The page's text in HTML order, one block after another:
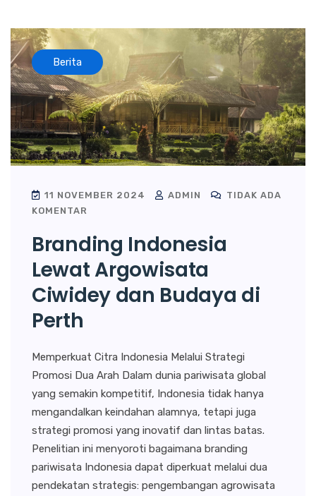
Berita
11 NOVEMBER 2024 ADMIN
TIDAK ADA
KOMENTAR
Branding Indonesia
Lewat Argowisata
Ciwidey dan Budaya di
Perth
Memperkuat Citra Indonesia Melalui Strategi
Promosi Dua Arah Dalam dunia pariwisata global
yang semakin kompetitif, Indonesia tidak hanya
mengandalkan keindahan alamnya, tetapi juga
strategi promosi yang inovatif dan lintas batas.
Penelitian ini menyoroti bagaimana branding
pariwisata Indonesia dapat diperkuat melalui dua
pendekatan strategis: pengembangan agrowisata